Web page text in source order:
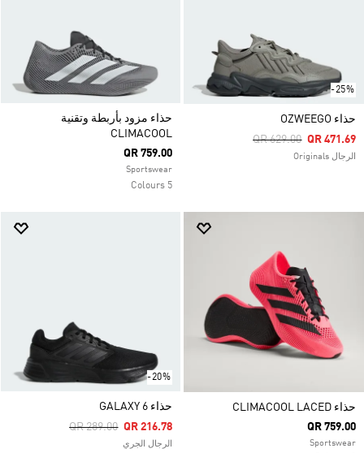
-25%
حذاء OZWEEGO
Price Reduced From
QR 629.00ToQR 471.69
الرجال Originals
حذاء مزود بأربطة وتقنية
CLIMACOOL
QR 759.00
Sportswear
5 Colours
حذاء CLIMACOOL LACED
QR 759.00
Sportswear
-20%
حذاء GALAXY 6
Price Reduced From
QR 289.00ToQR 216.78
الرجال الجري